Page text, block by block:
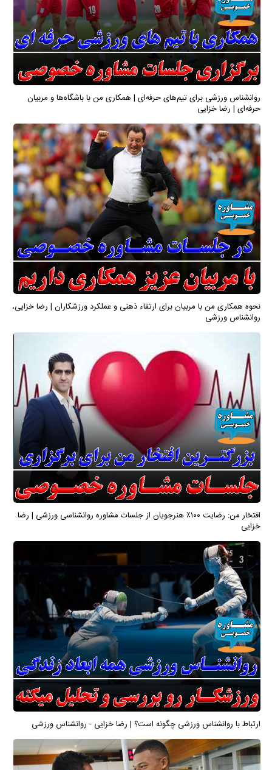
روانشناس ورزشی برای تیم‌های حرفه‌ای | همکاری من با باشگاه‌ها و مربیان
حرفه‌ای | رضا خزایی
نحوه همکاری من با مربیان برای ارتقاء ذهنی و عملکرد ورزشکاران | رضا خزایی،
روانشناس ورزشی
افتخار من: رضایت ۱۰۰٪ هنرجویان از جلسات مشاوره روانشناسی ورزشی | رضا
خزایی
ارتباط با روانشناس ورزشی چگونه است؟ | رضا خزایی - روانشناس ورزشی